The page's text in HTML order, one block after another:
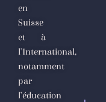
en
Suisse
et à
l’International,
notamment
par
l’éducation